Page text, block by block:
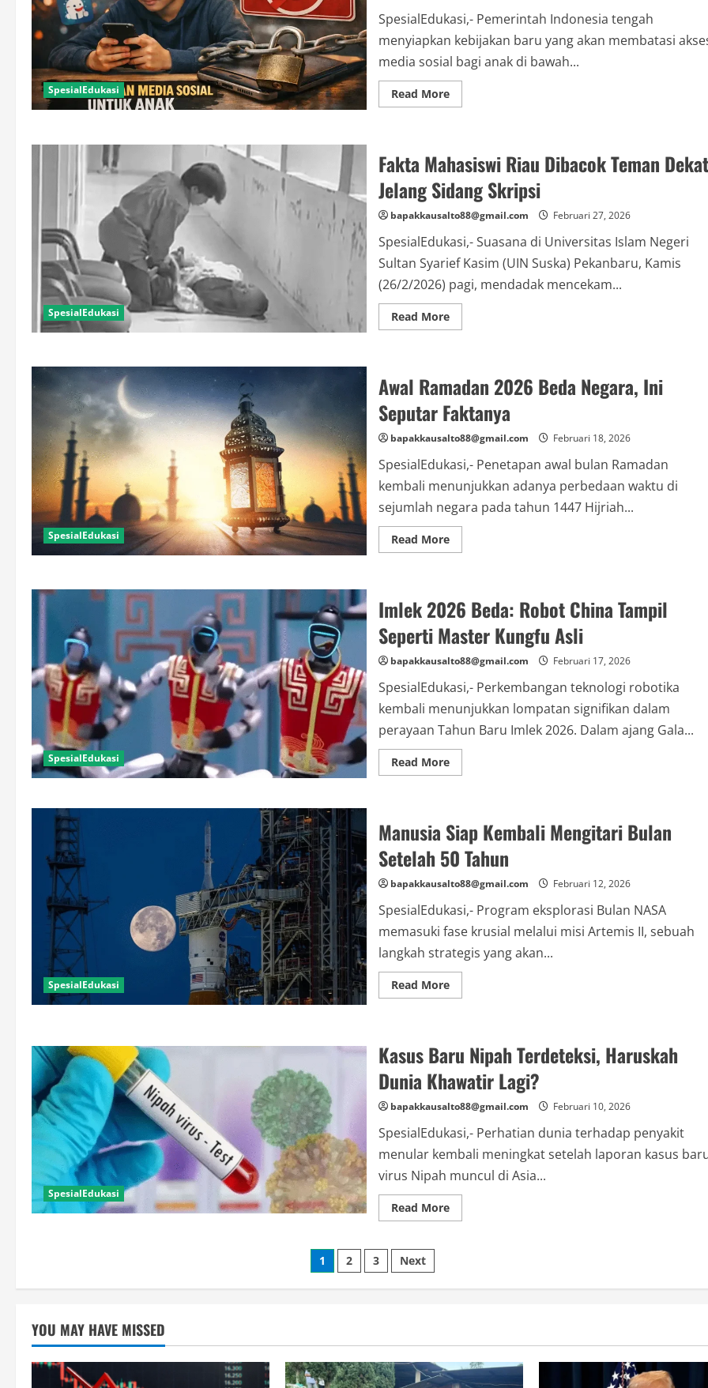
SpesialEdukasi
SpesialEdukasi,- Pemerintah Indonesia tengah
menyiapkan kebijakan baru yang akan membatasi
media sosial bagi anak di bawah...
Read MoreRead
more
untuk
Anak
di
Bawah
16
Tahun
SpesialEdukasi
Fakta Mahasiswi Riau Dibacok Teman Dekat
Jelang Sidang Skripsi
bapakkausalto88@gmail.com Februari 27, 2026
SpesialEdukasi,- Suasana di Universitas Islam Negeri
Sultan Syarief Kasim (UIN Suska) Pekanbaru, Kamis
(26/2/2026) pagi, mendadak mencekam...
Read MoreRead
more
Dibacok
Teman
Dekat
Jelang
Sidang
Skripsi
SpesialEdukasi
Awal Ramadan 2026 Beda Negara, Ini
Seputar Faktanya
bapakkausalto88@gmail.com Februari 18, 2026
SpesialEdukasi,- Penetapan awal bulan Ramadan
kembali menunjukkan adanya perbedaan waktu di
sejumlah negara pada tahun 1447 Hijriah...
Read MoreRead
more
Beda
Negara,
Ini
Seputar
Faktanya
SpesialEdukasi
Imlek 2026 Beda: Robot China Tampil
Seperti Master Kungfu Asli
bapakkausalto88@gmail.com Februari 17, 2026
SpesialEdukasi,- Perkembangan teknologi robotika
kembali menunjukkan lompatan signifikan dalam
perayaan Tahun Baru Imlek 2026. Dalam ajang Gala...
Read MoreRead
more
Robot
China
Tampil
Seperti
Master
Kungfu
SpesialEdukasi
Manusia Siap Kembali Mengitari Bulan
Setelah 50 Tahun
bapakkausalto88@gmail.com Februari 12, 2026
SpesialEdukasi,- Program eksplorasi Bulan NASA
memasuki fase krusial melalui misi Artemis II, sebuah
langkah strategis yang akan...
Read MoreRead
more
Mengitari
Bulan
Setelah
50
Tahun
SpesialEdukasi
Kasus Baru Nipah Terdeteksi, Haruskah
Dunia Khawatir Lagi?
bapakkausalto88@gmail.com Februari 10, 2026
SpesialEdukasi,- Perhatian dunia terhadap penyakit
menular kembali meningkat setelah laporan kasus
virus Nipah muncul di Asia...
Read MoreRead
more
Paginasi
pos
1 2 3 Next
YOU MAY HAVE MISSED